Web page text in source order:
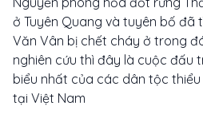
ở Tuyên Quang và tuyên bố đã
Văn Vân bị chết cháy ở trong
nghiên cứu thì đây là cuộc đấu
biểu nhất của các dân tộc thiểu
tại Việt Nam